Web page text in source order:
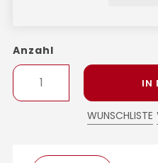
Anzahl
IN
WUNSCHLISTE